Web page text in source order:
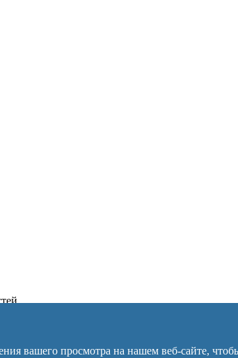
вашего просмотра на нашем веб-сайте,